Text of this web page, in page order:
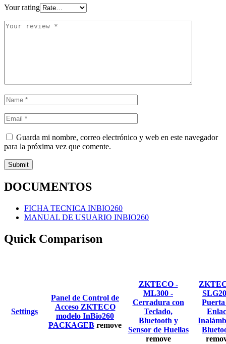
Your rating
Guarda mi nombre, correo electrónico y web en este navegador
para la próxima vez que comente.
DOCUMENTOS
FICHA TECNICA INBIO260
MANUAL DE USUARIO INBIO260
Quick Comparison
Settings
Panel de Control de
Acceso ZKTECO
modelo InBio260
PACKAGEB remove
ZKTECO -
ML300 -
Cerradura con
Teclado,
Bluetooth y
Sensor de Huellas
remove
Puerta